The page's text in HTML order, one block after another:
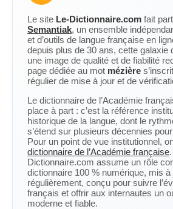
Le site Le-Dictionnaire.com fait
Semantiak, un ensemble
et d’outils de langue française en
depuis plus de 30 ans, cette galaxie
une image de qualité et de fiabilité
page dédiée au mot mézière
régulier de mise à jour et de
Le dictionnaire de l’Académie
place à part : c’est la référence
historique de la langue, dont le
s’étend sur plusieurs décennies
Pour un point de vue institutionnel,
dictionnaire de l’Académie française
Dictionnaire.com assume un rôle
dictionnaire 100 % numérique, mis à
régulièrement, conçu pour suivre
français et offrir aux internautes un
moderne et fiable.